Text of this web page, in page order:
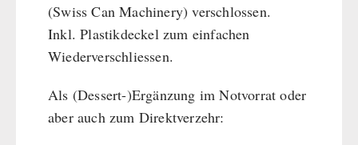
CONVAR-7 Solid Meals
EF Emergency Food
Dosenbistro
Innova Pakete
REAL - Suppen
REAL Field Meal - Hauptgerichte
SicherSatt-Trinkwasser
Wasser-Kaffee-Energiedrinks
WASSERFILTER
Katadyn-Wasserfilter
Micropur-Wasserdesinfektion
HYGIENE / ERSTE HILFE
Atemschutz
(Swiss Can Machinery) verschlossen.
Inkl. Plastikdeckel zum einfachen
Wiederverschliessen.
Als (Dessert-)Ergänzung im Notvorrat oder
aber auch zum Direktverzehr: